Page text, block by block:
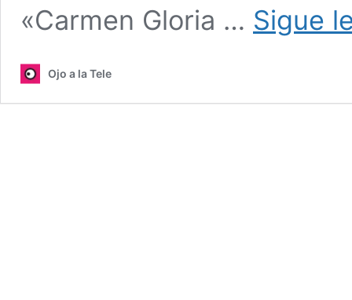
«Carmen Gloria … Sigue
Ojo a la Tele